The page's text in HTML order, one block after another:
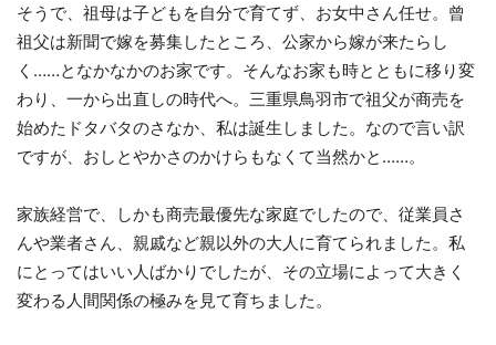
そうで、祖母は子どもを自分で育てず、お女中さん任せ。曾
祖父は新聞で嫁を募集したところ、公家から嫁が来たらし
く……となかなかのお家です。 そんなお家も時とともに移り変
わり、一から出直しの時代へ。三重県鳥羽市で祖父が商売を
始めたドタバタのさなか、私は誕生しました。なので言い訳
ですが、おしとやかさのかけらもなくて当然かと……。
家族経営で、しかも商売最優先な家庭でしたので、従業員さ
んや業者さん、親戚など親以外の大人に育てられました。私
にとってはいい人ばかりでしたが、その立場によって大きく
変わる人間関係の極みを見て育ちました。